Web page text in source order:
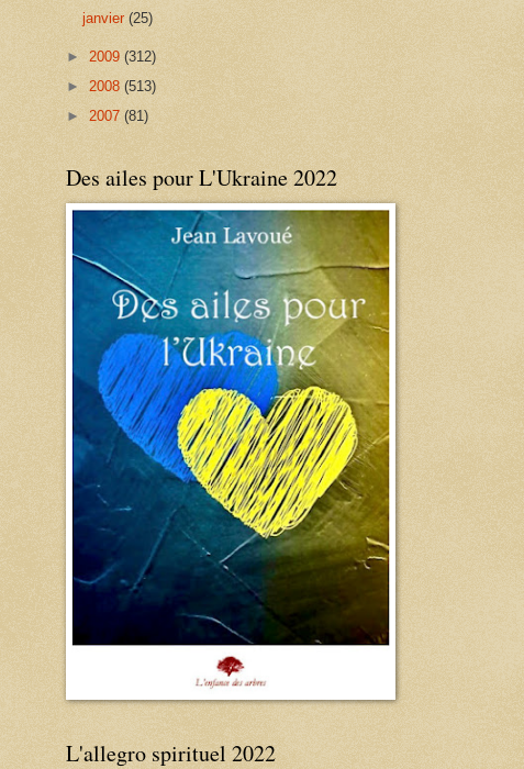
janvier(25)
► 2009 (312)
► 2008 (513)
► 2007 (81)
Des ailes pour L'Ukraine 2022
L'allegro spirituel 2022